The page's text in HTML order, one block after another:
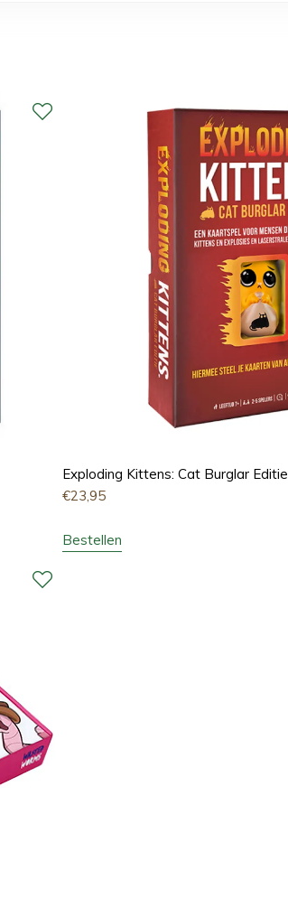
Exploding Kittens: Cat Burglar Editie
€23,95
Bestellen